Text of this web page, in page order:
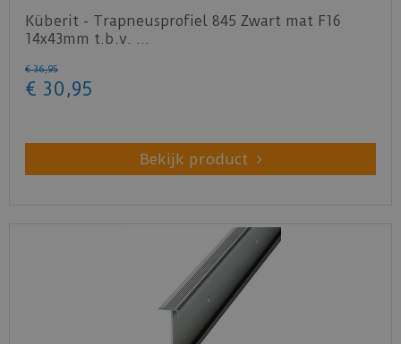
Küberit - Trapneusprofiel 845 Zwart mat F16
14x43mm t.b.v. …
€ 36,95
€ 30 ,95
Bekijk product